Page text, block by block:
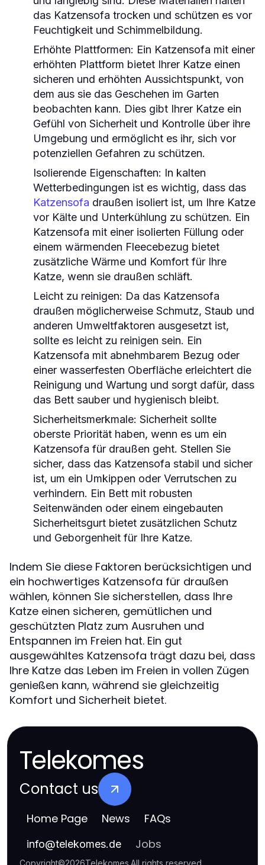
das Katzensofa trocken und schützen es vor
Feuchtigkeit und Schimmelbildung.
Erhöhte Plattformen: Ein Katzensofa mit einer
erhöhten Plattform bietet Ihrer Katze einen
sicheren und erhöhten Aussichtspunkt, von
dem aus sie das Geschehen im Garten
beobachten kann. Dies gibt Ihrer Katze ein
Gefühl von Sicherheit und Kontrolle über ihre
Umgebung und ermöglicht es ihr, sich vor
potenziellen Gefahren zu schützen.
Isolierende Eigenschaften: In kalten
Wetterbedingungen ist es wichtig, dass das
Katzensofa draußen isoliert ist, um Ihre Katze
vor Kälte und Unterkühlung zu schützen. Ein
Katzensofa mit einer isolierten Füllung oder
einem wärmenden Fleecebezug bietet
zusätzliche Wärme und Komfort für Ihre
Katze, wenn sie draußen schläft.
Leicht zu reinigen: Da das Katzensofa
draußen möglicherweise Schmutz, Staub und
anderen Umweltfaktoren ausgesetzt ist,
sollte es leicht zu reinigen sein. Ein
Katzensofa mit abnehmbarem Bezug oder
einer wasserfesten Oberfläche erleichtert die
Reinigung und Wartung und sorgt dafür, dass
das Bett sauber und hygienisch bleibt.
Sicherheitsmerkmale: Sicherheit sollte
oberste Priorität haben, wenn es um ein
Katzensofa für draußen geht. Stellen Sie
sicher, dass das Katzensofa stabil und sicher
ist, um ein Umkippen oder Verrutschen zu
verhindern. Ein Bett mit robusten
Seitenwänden oder einem eingebauten
Sicherheitsgurt bietet zusätzlichen Schutz
und Geborgenheit für Ihre Katze.
Indem Sie diese Faktoren berücksichtigen und
ein hochwertiges Katzensofa für draußen
wählen, können Sie sicherstellen, dass Ihre
Katze einen sicheren, gemütlichen und
geschützten Platz zum Ausruhen und
Entspannen im Freien hat. Ein gut
ausgewähltes Katzensofa trägt dazu bei, dass
Ihre Katze das Leben im Freien in vollen Zügen
genießen kann, während sie gleichzeitig
Komfort und Sicherheit bietet.
Telekomes
Contact us
Home Page News FAQs
info@telekomes.de Jobs
Copyright©2026Telekomes All rights reserved